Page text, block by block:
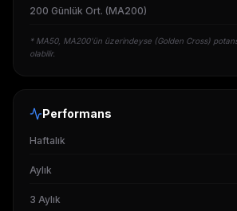
200 Günlük Ort. (MA200)
* MA50, MA200'ün üzerindeyse (Golden Cross)
olabilir.
Performans
Haftalık
Aylık
3 Aylık